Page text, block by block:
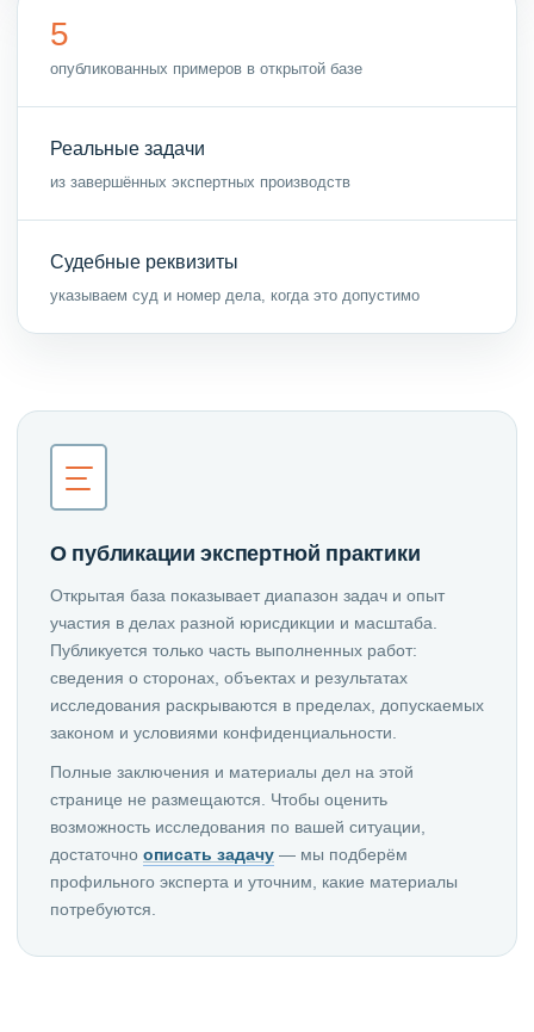
5
опубликованных примеров в открытой базе
Реальные задачи
из завершённых экспертных производств
Судебные реквизиты
указываем суд и номер дела, когда это допустимо
О публикации экспертной практики
Открытая база показывает диапазон задач и опыт
участия в делах разной юрисдикции и масштаба.
Публикуется только часть выполненных работ:
сведения о сторонах, объектах и результатах
исследования раскрываются в пределах, допускаемых
законом и условиями конфиденциальности.
Полные заключения и материалы дел на этой
странице не размещаются. Чтобы оценить
возможность исследования по вашей ситуации,
достаточно описать задачу — мы подберём
профильного эксперта и уточним, какие материалы
потребуются.